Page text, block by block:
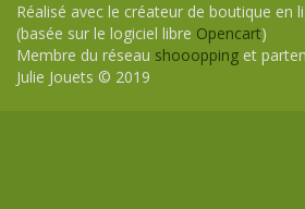
Réalisé avec le créateur de boutique en
(basée sur le logiciel libre Opencart)
Membre du réseau shooopping et
Julie Jouets © 2019